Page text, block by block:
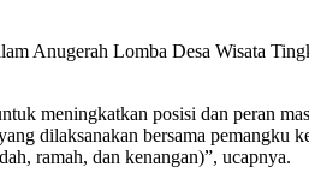
Anugerah Lomba Desa Wisata
meningkatkan posisi dan peran
dilaksanakan bersama pemangku
ramah, dan kenangan)”, ucapnya.